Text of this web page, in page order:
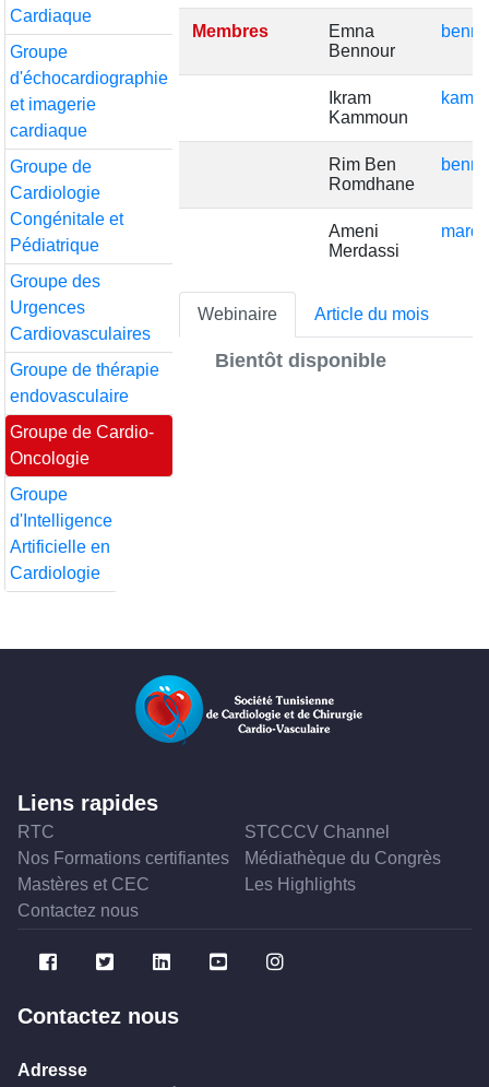
Cardiaque
Groupe
d'échocardiographie
et imagerie
cardiaque
Groupe de
Cardiologie
Congénitale et
Pédiatrique
Groupe des
Urgences
Cardiovasculaires
Groupe de thérapie
endovasculaire
Groupe de Cardio-
Oncologie
Groupe
d'Intelligence
Artificielle en
Cardiologie
Membres
Emna
Bennour
Ikram
Kammoun
Rim Ben
Romdhane
Ameni
Merdassi
Webinaire Article du mois
Bientôt disponible
Liens rapides
RTC
STCCCV Channel
Nos Formations certifiantes
Médiathèque du Congrès
Mastères et CEC
Les Highlights
Contactez nous
Contactez nous
Adresse